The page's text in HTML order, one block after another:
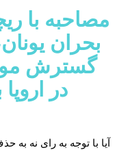
مصاحبه با
بحران
گسترش
در
آیا با توجه به رای نه